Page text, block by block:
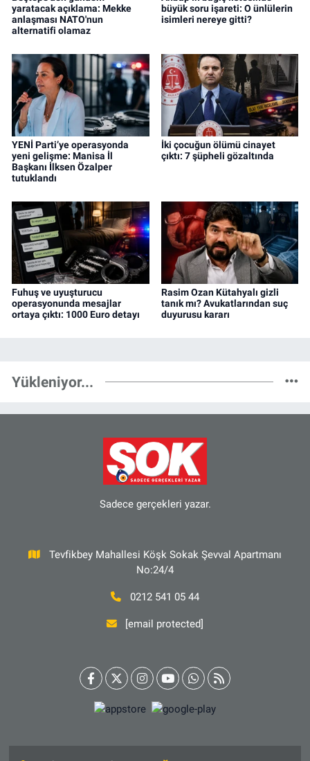
yaratacak açıklama: Mekke
anlaşması NATO'nun
alternatifi olamaz
büyük soru işareti: O ünlülerin
isimleri nereye gitti?
YENİ Parti’ye operasyonda
yeni gelişme: Manisa İl
Başkanı İlksen Özalper
tutuklandı
İki çocuğun ölümü cinayet
çıktı: 7 şüpheli gözaltında
Fuhuş ve uyuşturucu
operasyonunda mesajlar
ortaya çıktı: 1000 Euro detayı
Rasim Ozan Kütahyalı gizli
tanık mı? Avukatlarından suç
duyurusu kararı
Yükleniyor...
Sadece gerçekleri yazar.
Tevfikbey Mahallesi Köşk Sokak Şevval Apartmanı
No:24/4
0212 541 05 44
[email protected]